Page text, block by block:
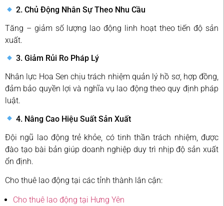
2. Chủ Động Nhân Sự Theo Nhu Cầu
Tăng – giảm số lượng lao động linh hoạt theo tiến độ sản
xuất.
3. Giảm Rủi Ro Pháp Lý
Nhân lực Hoa Sen chịu trách nhiệm quản lý hồ sơ, hợp đồng,
đảm bảo quyền lợi và nghĩa vụ lao động theo quy định pháp
luật.
4. Nâng Cao Hiệu Suất Sản Xuất
Đội ngũ lao động trẻ khỏe, có tinh thần trách nhiệm, được
đào tạo bài bản giúp doanh nghiệp duy trì nhịp độ sản xuất
ổn định.
Cho thuê lao động tại các tỉnh thành lân cận:
Cho thuê lao động tại Hưng Yên